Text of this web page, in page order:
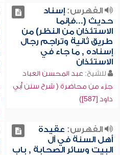
الفهرس:إسناد
حديث (...فإنما
الاستئذان من النظر) من
طريق ثانية وتراجم رجال
إسناده , ما جاء في
الاستئذان
للشيخ: عبد المحسن العباد
جزء من محاضرة ( شرح سنن أبي
داود [587])
الفهرس: عقيدة
أهل السنة في آل
البيت وسائر الصحابة , باب